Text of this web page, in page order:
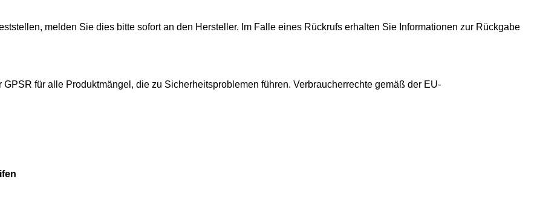
melden Sie dies bitte sofort an den Hersteller. Im Falle eines Rückrufs erhalten Sie Informationen zur Rückgabe
für alle Produktmängel, die zu Sicherheitsproblemen führen. Verbraucherrechte gemäß der EU-